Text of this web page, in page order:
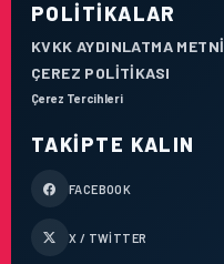
POLITIKALAR
KVKK AYDINLATMA METNI
ÇEREZ POLITIKASI
Çerez Tercihleri
TAKIPTE KALIN
FACEBOOK
X / TWITTER